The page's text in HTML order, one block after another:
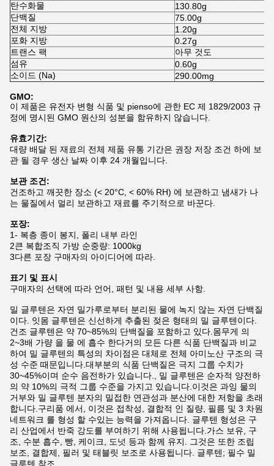
탄수화물
130.80g
단백질
75.00g
전체 지방
1.20g
포화 지방
0.27g
트랜스 팩
아무 것도
섬유
0.60g
소이드 (Na)
290.00mg
GMO:
이 제품은 유전자 변형 식품 및 pienso에 관한 EC 제 1829/2003 규
정에 명시된 GMO 원산의 성분을 함유하지 않습니다.
유효기간:
대량 배달 된 재료의 전체 제품 유통 기간은 권장 저장 조건 하에 보
관 될 경우 생산 날짜 이후 24 개월입니다.
보관 조건:
건조하고 깨끗한 장소 (< 20°C, < 60% RH) 에 보관하고 냄새가 나
는 물질에서 멀리 보관하고 재료를 주기적으로 바꾼다.
포장:
1- 복층 종이 봉지, 폴리 내부 라인
2큰 복합조직 가방 순중량: 1000kg
3다른 포장 구매자의 아이디어에 따라.
표기 및 표시
구매자의 선택에 따라 언어, 패턴 및 내용 세부 사항.
밀 글루텐은 자연 밀가루로부터 분리된 물에 녹지 않는 자연 단백질
이다. 잇몸 글루텐은 신선하게 추출된 젖은 형태의 밀 글루텐이다.
건조 글루텐은 약 70~85%의 단백질을 포함하고 있다.몸무게 의
2~3배 가량 을 물 에 흡수 한다거의 모든 다른 식품 단백질과 비교
하여 밀 글루텐의 특성의 차이점은 대체로 전체 아미노산 구조의 극
성 수준 때문입니다.대부분의 식품 단백질은 극지 그룹 수치가
30~45%이며 순수 음전하가 있습니다., 밀 글루텐은 순자적 양전하
의 약 10%의 극적 그룹 수준을 가지고 있습니다.이것은 과잉 물의
거부와 밀 글루텐 분자의 밀접한 연관성과 분산에 대한 저항을 초래
합니다.구리품 에서, 이것은 접착성, 결합적 인 질량, 필름 및 3 차원
네트워크 를 형성 할 수있는 능력을 가져옵니다. 글루텐 형성은 구
리 산업에서 반죽 강도를 부여하기 위해 사용됩니다.가스 보유, 구
조, 수분 흡수, 빵, 케이크, 도넛 등과 함께 유지. 그것은 또한 조립
보조, 결합제, 필러 및 태블릿 보조로 사용됩니다. 글루텐; 필수 밀
글루텐 참조.